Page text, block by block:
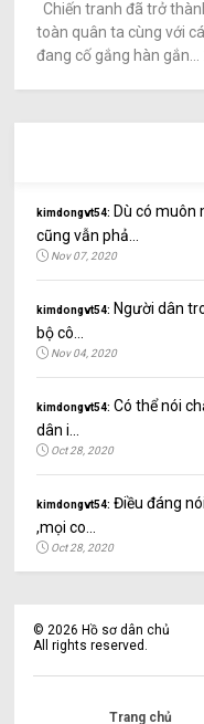
Chiến tranh đã trở
toàn quân ta cùng với
đang cố gắng hàn gắn...
kimdongvt54: Dù có muôn
cũng vẫn phả...
Nov 07, 2020
kimdongvt54: Người dân
bộ cô...
Nov 04, 2020
kimdongvt54: Có thể nói
dân i...
Oct 28, 2020
kimdongvt54: Điều đáng
,mọi co...
Oct 28, 2020
©2026 Hồ sơ dân chủ
All rights reserved.
Trang chủ